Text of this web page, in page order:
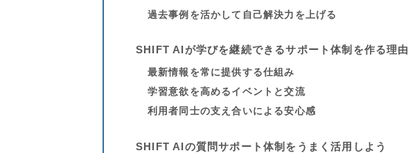
過去事例を活かして自己解決力を上げる
SHIFT AIが学びを継続できるサポート体制を作る理由
最新情報を常に提供する仕組み
学習意欲を高めるイベントと交流
利用者同士の支え合いによる安心感
SHIFT AIの質問サポート体制をうまく活用しよう